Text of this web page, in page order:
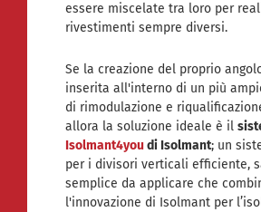
essere miscelate tra loro per
rivestimenti sempre diversi.
Se la creazione del proprio
inserita all'interno di un più
di rimodulazione e
allora la soluzione ideale è il
Isolmant4youdi Isolmant; un
per i divisori verticali efficiente,
semplice da applicare che
l'innovazione di Isolmant per